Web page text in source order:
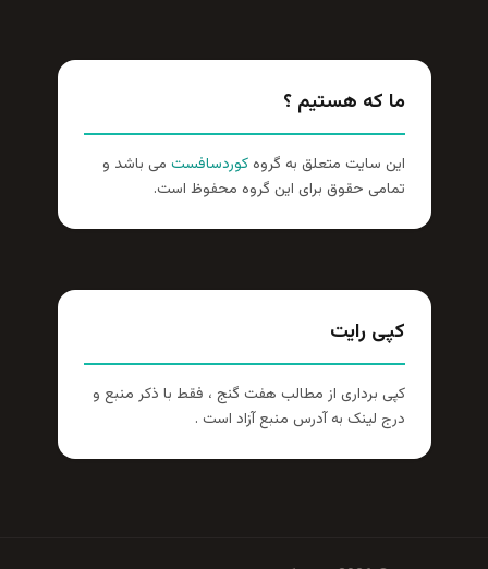
ما که هستیم ؟
این سایت متعلق به گروهکوردسافست می باشد و
تمامی حقوق برای این گروه محفوظ است.
کپی رایت
کپی برداری از مطالب هفت گنج ، فقط با ذکر منبع و
درج لینک به آدرس منبع آزاد است .